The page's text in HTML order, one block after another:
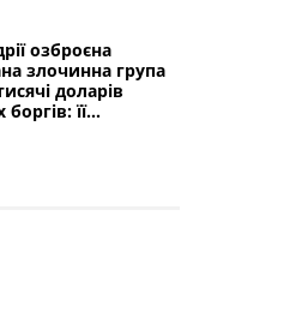
озброєна
злочинна група
доларів
її